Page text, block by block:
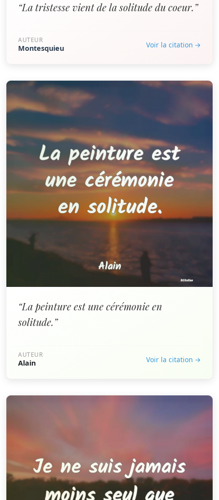
“La tristesse vient de la solitude du coeur.”
AUTEUR
Montesquieu Voir la citation →
“La peinture est une cérémonie en
solitude.”
AUTEUR
Alain Voir la citation →